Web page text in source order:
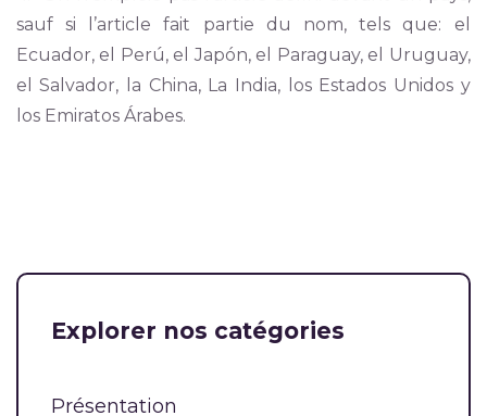
sauf si l’article fait partie du nom, tels que: el
Ecuador, el Perú, el Japón, el Paraguay, el Uruguay,
el Salvador, la China, La India, los Estados Unidos y
los Emiratos Árabes.
Explorer nos catégories
Présentation